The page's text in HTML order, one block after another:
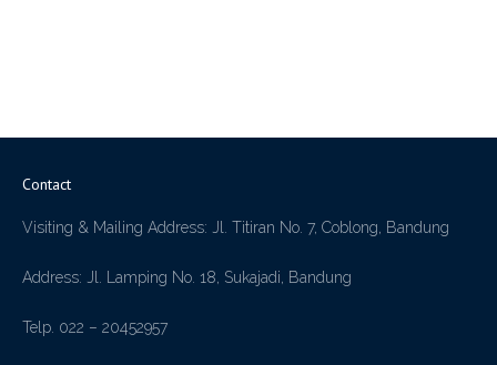
Contact
Visiting & Mailing Address: Jl. Titiran No. 7, Coblong, Bandung
Address: Jl. Lamping No. 18, Sukajadi, Bandung
Telp. 022 – 20452957